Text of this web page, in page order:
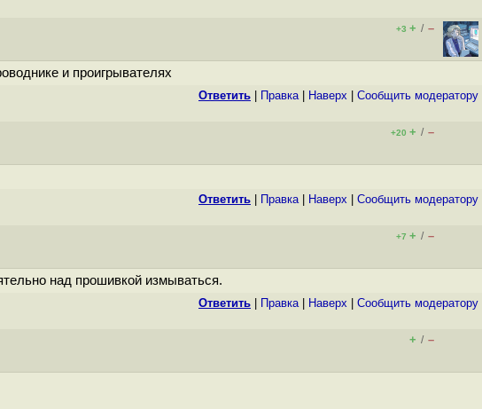
+3 + / –
и проигрывателях
Ответить Правка| Наверх Cообщить модератору
+20 + / –
Ответить Правка| Наверх Cообщить модератору
+7 + / –
над прошивкой измываться.
Ответить Правка| Наверх Cообщить модератору
+ / –